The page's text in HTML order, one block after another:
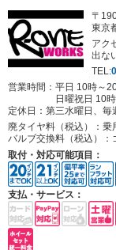
〒
東京
アク
出な
い。
TEL:
営業時間：平日 10時～
日曜祝日 10
定休日： 第三水曜日、毎
廃タイヤ料（税込）： 乗
バルブ交換料（税込）：
取付・対応可能項目：
支払・サービス：